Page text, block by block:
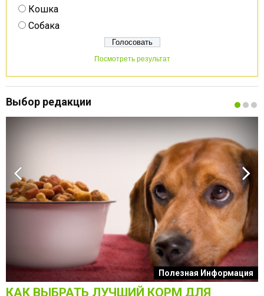
Кошка
Собака
Посмотреть результат
Выбор редакции
Полезная Информация
КАК ВЫБРАТЬ ЛУЧШИЙ КОРМ ДЛЯ